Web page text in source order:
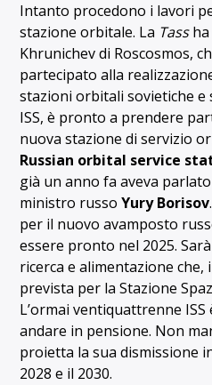
Intanto procedono i lavori
stazione orbitale. La Tassha
Khrunichev di Roscosmos,
partecipato alla
stazioni orbitali sovietiche e
ISS, è pronto a prendere
nuova stazione di servizio
Russian orbital service
già un anno fa aveva
ministro russoYury Borisov
per il nuovo avamposto
essere pronto nel 2025.
ricerca e alimentazione che,
prevista per la Stazione
L’ormai ventiquattrenne
andare in pensione. Non
proietta la sua dismissione
2028 e il 2030.